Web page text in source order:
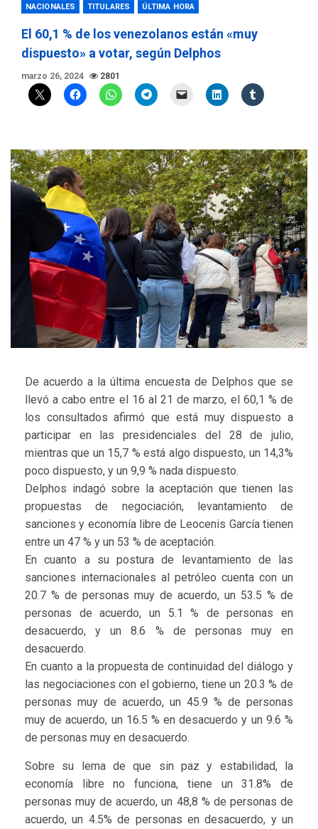
NACIONALES TITULARES ÚLTIMA HORA
El 60,1 % de los venezolanos están «muy
dispuesto» a votar, según Delphos
marzo 26, 2024 2801
De acuerdo a la última encuesta de Delphos que se
llevó a cabo entre el 16 al 21 de marzo, el 60,1 % de
los consultados afirmó que está muy dispuesto a
participar en las presidenciales del 28 de julio,
mientras que un 15,7 % está algo dispuesto, un 14,3%
poco dispuesto, y un 9,9 % nada dispuesto.
Delphos indagó sobre la aceptación que tienen las
propuestas de negociación, levantamiento de
sanciones y economía libre de Leocenis García tienen
entre un 47 % y un 53 % de aceptación.
En cuanto a su postura de levantamiento de las
sanciones internacionales al petróleo cuenta con un
20.7 % de personas muy de acuerdo, un 53.5 % de
personas de acuerdo, un 5.1 % de personas en
desacuerdo, y un 8.6 % de personas muy en
desacuerdo.
En cuanto a la propuesta de continuidad del diálogo y
las negociaciones con el gobierno, tiene un 20.3 % de
personas muy de acuerdo, un 45.9 % de personas
muy de acuerdo, un 16.5 % en desacuerdo y un 9.6 %
de personas muy en desacuerdo.
Sobre su lema de que sin paz y estabilidad, la
economía libre no funciona, tiene un 31.8% de
personas muy de acuerdo, un 48,8 % de personas de
acuerdo, un 4.5% de personas en desacuerdo, y un